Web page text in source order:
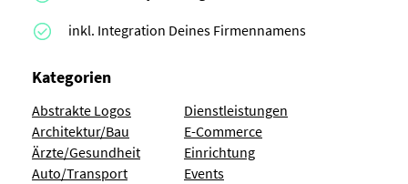
inkl. Integration Deines Firmennamens
Kategorien
Abstrakte Logos
Architektur/Bau
Ärzte/Gesundheit
Auto/Transport
Dienstleistungen
E-Commerce
Einrichtung
Events